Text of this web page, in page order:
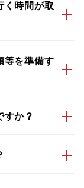
く時間が取
等を準備す
すか？